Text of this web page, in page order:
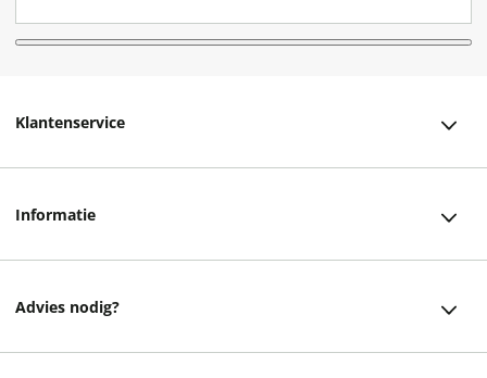
Klantenservice
Informatie
Advies nodig?